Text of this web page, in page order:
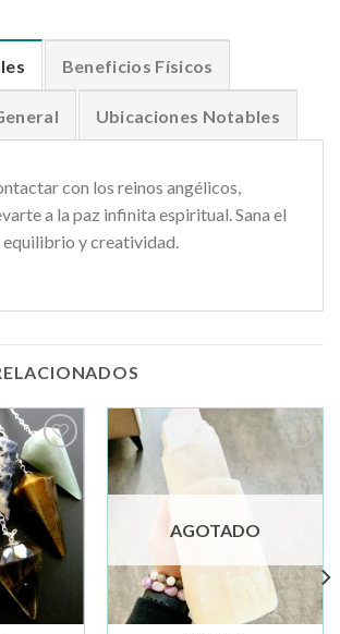
Beneficios Físicos
Ubicaciones Notables
con los reinos angélicos,
a la paz infinita espiritual. Sana el
equilibrio y creatividad.
Añadir
a la
lista de
deseos
lista de
AGOTADO